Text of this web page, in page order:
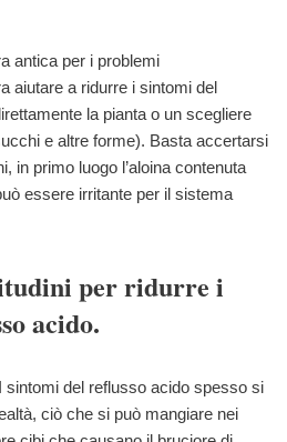
antica per i problemi
aiutare a ridurre i sintomi del
la pianta o un scegliere
e altre forme). Basta accertarsi
in primo luogo l’aloina contenuta
essere irritante per il sistema
per ridurre i
acido.
I sintomi del reflusso acido spesso si
ciò che si può mangiare nei